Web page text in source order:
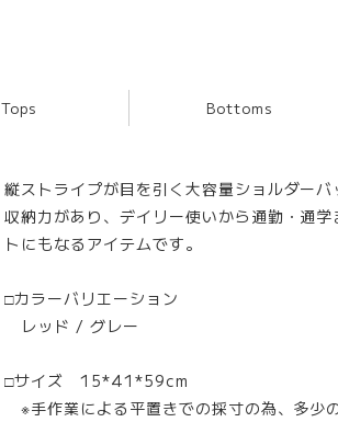
Tops Bottoms
縦ストライプが目を引く大容量ショルダーバ
収納力があり、デイリー使いから通勤・通
トにもなるアイテムです。
□カラーバリエーション
レッド / グレー
□サイズ 15*41*59cm
※手作業による平置きでの採寸の為、多少